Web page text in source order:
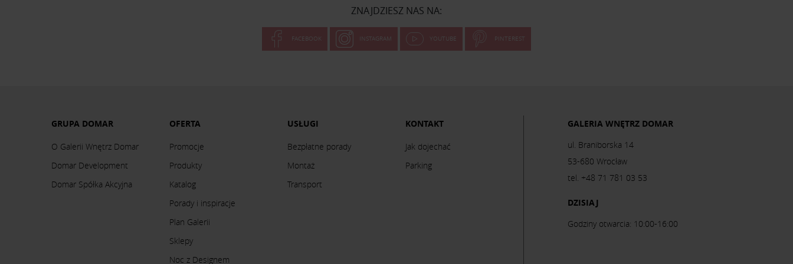
ZNAJDZIESZ NAS NA:
FACEBOOK INSTAGRAM YOUTUBE PINTEREST
GRUPA DOMAR
O Galerii Wnętrz Domar
Domar Development
Domar Spółka Akcyjna
OFERTA
Promocje
Produkty
Katalog
Porady i inspiracje
Plan Galerii
Sklepy
Noc z Designem
USŁUGI
Bezpłatne porady
Montaż
Transport
KONTAKT
Jak dojechać
Parking
GALERIA WNĘTRZ DOMAR
ul. Braniborska 14
53-680 Wrocław
tel. +48 71 781 03 53
DZISIAJ
Godziny otwarcia: 10:00-16:00